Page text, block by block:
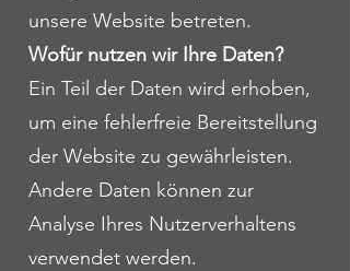
unsere Website betreten.
Wofür nutzen wir Ihre Daten?
Ein Teil der Daten wird erhoben,
um eine fehlerfreie Bereitstellung
der Website zu gewährleisten.
Andere Daten können zur
Analyse Ihres Nutzerverhaltens
verwendet werden.